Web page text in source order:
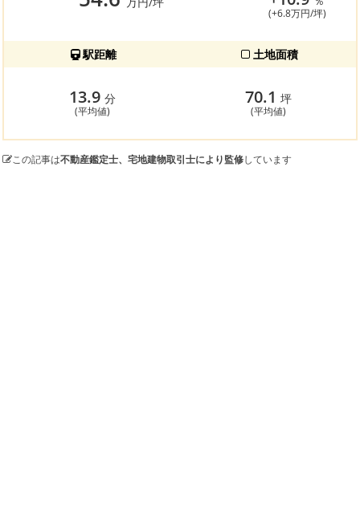
(+6.8万円/坪)
駅距離 土地面積
13.9 分
(平均値)
70.1 坪
(平均値)
この記事は不動産鑑定士、宅地建物取引士により監修しています